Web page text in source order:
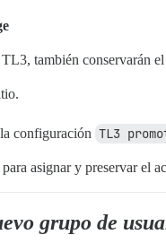
también conservarán
configuración TL3
asignar y preservar el
grupo de